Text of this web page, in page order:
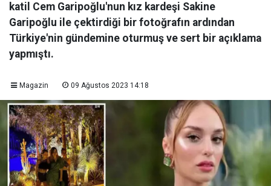
katil Cem Garipoğlu'nun kız kardeşi Sakine
Garipoğlu ile çektirdiği bir fotoğrafın ardından
Türkiye'nin gündemine oturmuş ve sert bir açıklama
yapmıştı.
Magazin 09 Ağustos 2023 14:18